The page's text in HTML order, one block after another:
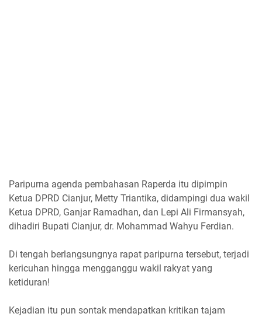
Paripurna agenda pembahasan Raperda itu dipimpin
Ketua DPRD Cianjur, Metty Triantika, didampingi dua wakil
Ketua DPRD, Ganjar Ramadhan, dan Lepi Ali Firmansyah,
dihadiri Bupati Cianjur, dr. Mohammad Wahyu Ferdian.
Di tengah berlangsungnya rapat paripurna tersebut, terjadi
kericuhan hingga mengganggu wakil rakyat yang
ketiduran!
Kejadian itu pun sontak mendapatkan kritikan tajam